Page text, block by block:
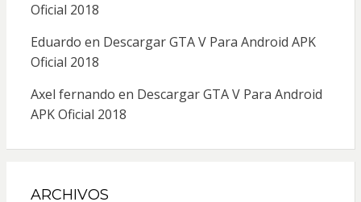
Oficial 2018
Eduardo en Descargar GTA V Para Android APK
Oficial 2018
Axel fernando en Descargar GTA V Para Android
APK Oficial 2018
ARCHIVOS